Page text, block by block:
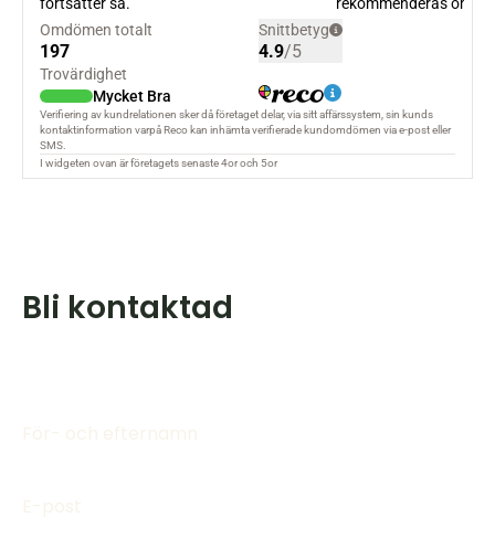
Bli kontaktad